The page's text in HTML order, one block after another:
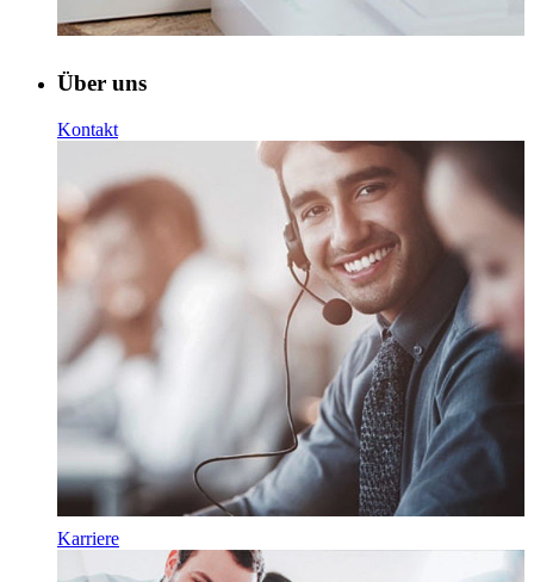
Über uns
Kontakt
Karriere